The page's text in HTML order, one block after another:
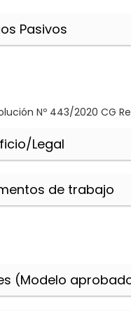
Pasivos
Nº 443/2020 CG
Legal
de trabajo
(Modelo